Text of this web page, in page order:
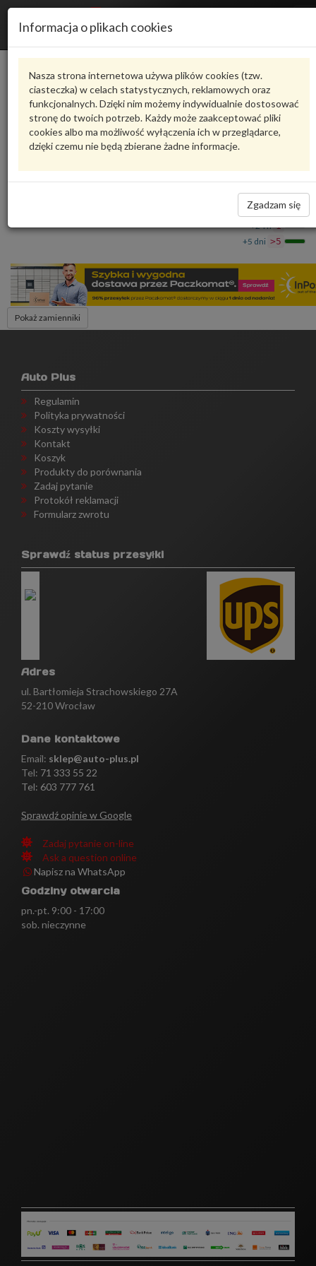
Informacja o plikach cookies
Nasza strona internetowa używa plików cookies (tzw.
ciasteczka) w celach statystycznych, reklamowych oraz
funkcjonalnych. Dzięki nim możemy indywidualnie dostosować
stronę do twoich potrzeb. Każdy może zaakceptować pliki
cookies albo ma możliwość wyłączenia ich w przeglądarce,
dzięki czemu nie będą zbierane żadne informacje.
Zgadzam się
Karta produktu
6R7200059AVAG
VAG - produkt oryginalny VW AUDI SEAT SKODA
Zestaw przewodów paliwowych 6R7200059A VAG
183,90 zł
Dostępność
Wrocław 0
+24 h 1
+5 dni >5
Pokaż zamienniki
Auto Plus
Regulamin
Polityka prywatności
Koszty wysyłki
Kontakt
Koszyk
Produkty do porównania
Zadaj pytanie
Protokół reklamacji
Formularz zwrotu
Sprawdź status przesyłki
Adres
ul. Bartłomieja Strachowskiego 27A
52-210 Wrocław
Dane kontaktowe
Email: sklep@auto-plus.pl
Tel: 71 333 55 22
Tel: 603 777 761
Sprawdź opinie w Google
Zadaj pytanie on-line
Ask a question online
Napisz na WhatsApp
Godziny otwarcia
pn.-pt. 9:00 - 17:00
sob. nieczynne